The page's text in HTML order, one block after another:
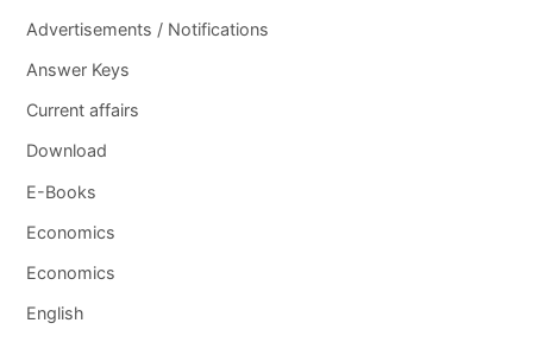
Advertisements / Notifications
Answer Keys
Current affairs
Download
E-Books
Economics
Economics
English